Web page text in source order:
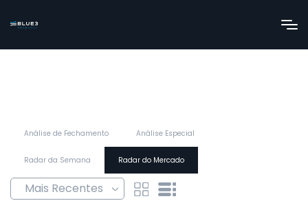
Análise de Fechamento Análise Especial
Radar da Semana Radar do Mercado